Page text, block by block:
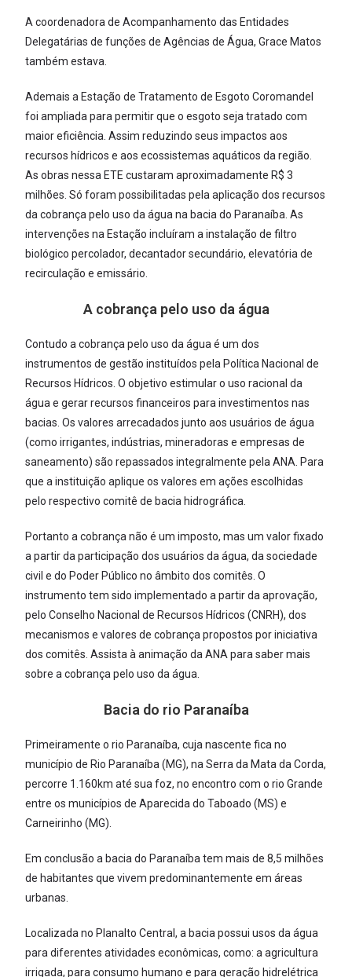
A coordenadora de Acompanhamento das Entidades
Delegatárias de funções de Agências de Água, Grace Matos
também estava.
Ademais a Estação de Tratamento de Esgoto Coromandel
foi ampliada para permitir que o esgoto seja tratado com
maior eficiência. Assim reduzindo seus impactos aos
recursos hídricos e aos ecossistemas aquáticos da região.
As obras nessa ETE custaram aproximadamente R$ 3
milhões. Só foram possibilitadas pela aplicação dos recursos
da cobrança pelo uso da água na bacia do Paranaíba. As
intervenções na Estação incluíram a instalação de filtro
biológico percolador, decantador secundário, elevatória de
recirculação e emissário.
A cobrança pelo uso da água
Contudo a cobrança pelo uso da água é um dos
instrumentos de gestão instituídos pela Política Nacional de
Recursos Hídricos. O objetivo estimular o uso racional da
água e gerar recursos financeiros para investimentos nas
bacias. Os valores arrecadados junto aos usuários de água
(como irrigantes, indústrias, mineradoras e empresas de
saneamento) são repassados integralmente pela ANA. Para
que a instituição aplique os valores em ações escolhidas
pelo respectivo comitê de bacia hidrográfica.
Portanto a cobrança não é um imposto, mas um valor fixado
a partir da participação dos usuários da água, da sociedade
civil e do Poder Público no âmbito dos comitês. O
instrumento tem sido implementado a partir da aprovação,
pelo Conselho Nacional de Recursos Hídricos (CNRH), dos
mecanismos e valores de cobrança propostos por iniciativa
dos comitês. Assista à animação da ANA para saber mais
sobre a cobrança pelo uso da água.
Bacia do rio Paranaíba
Primeiramente o rio Paranaíba, cuja nascente fica no
município de Rio Paranaíba (MG), na Serra da Mata da Corda,
percorre 1.160km até sua foz, no encontro com o rio Grande
entre os municípios de Aparecida do Taboado (MS) e
Carneirinho (MG).
Em conclusão a bacia do Paranaíba tem mais de 8,5 milhões
de habitantes que vivem predominantemente em áreas
urbanas.
Localizada no Planalto Central, a bacia possui usos da água
para diferentes atividades econômicas, como: a agricultura
irrigada, para consumo humano e para geração hidrelétrica